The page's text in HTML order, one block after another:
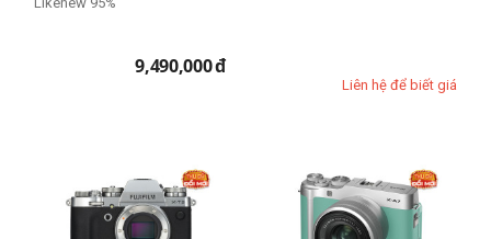
9,490,000đ
Liên hệ để biết giá